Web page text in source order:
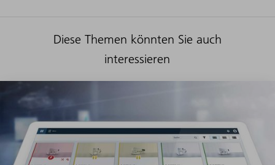
Diese Themen könnten Sie auch
interessieren